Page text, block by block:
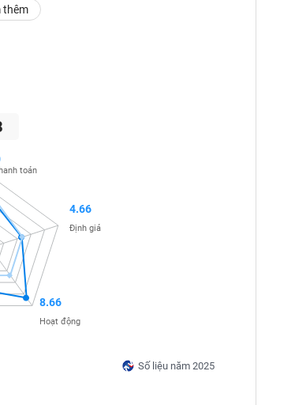
thêm
Số liệu năm 2025
toán
4.66
Định giá
8.66
Hoạt động